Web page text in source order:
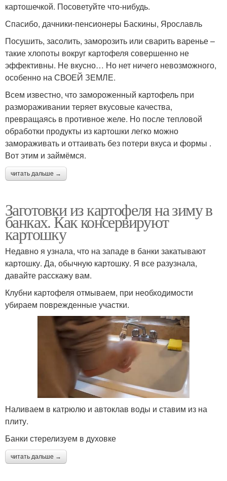
картошечкой. Посоветуйте что-нибудь.
Спасибо, дачники-пенсионеры Баскины, Ярославль
Посушить, засолить, заморозить или сварить варенье –
такие хлопоты вокруг картофеля совершенно не
эффективны. Не вкусно… Но нет ничего невозможного,
особенно на СВОЕЙ ЗЕМЛЕ.
Всем известно, что замороженный картофель при
размораживании теряет вкусовые качества,
превращаясь в противное желе. Но после тепловой
обработки продукты из картошки легко можно
замораживать и оттаивать без потери вкуса и формы .
Вот этим и займёмся.
читать дальше →
Заготовки из картофеля на зиму в
банках. Как консервируют
картошку
Недавно я узнала, что на западе в банки закатывают
картошку. Да, обычную картошку. Я все разузнала,
давайте расскажу вам.
Клубни картофеля отмываем, при необходимости
убираем поврежденные участки.
Наливаем в катрюлю и автоклав воды и ставим из на
плиту.
Банки стерелизуем в духовке
читать дальше →